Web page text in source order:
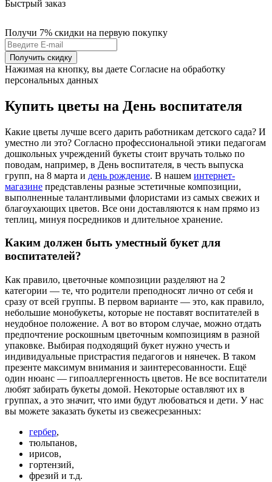
Быстрый заказ
Получи 7% скидки на первую покупку
Получить скидку
Нажимая на кнопку, вы даете Согласие на обработку
персональных данных
Купить цветы на День воспитателя
Какие цветы лучше всего дарить работникам детского сада? И
уместно ли это? Согласно профессиональной этики педагогам
дошкольных учреждений букеты стоит вручать только по
поводам, например, в День воспитателя, в честь выпуска
групп, на 8 марта и день рождение. В нашем интернет-
магазине представлены разные эстетичные композиции,
выполненные талантливыми флористами из самых свежих и
благоухающих цветов. Все они доставляются к нам прямо из
теплиц, минуя посредников и длительное хранение.
Каким должен быть уместный букет для
воспитателей?
Как правило, цветочные композиции разделяют на 2
категории — те, что родители преподносят лично от себя и
сразу от всей группы. В первом варианте — это, как правило,
небольшие монобукеты, которые не поставят воспитателей в
неудобное положение. А вот во втором случае, можно отдать
предпочтение роскошным цветочным композициям в разной
упаковке. Выбирая подходящий букет нужно учесть и
индивидуальные пристрастия педагогов и нянечек. В таком
презенте максимум внимания и заинтересованности. Ещё
один нюанс — гипоаллергенность цветов. Не все воспитатели
любят забирать букеты домой. Некоторые оставляют их в
группах, а это значит, что ими будут любоваться и дети. У нас
вы можете заказать букеты из свежесрезанных:
гербер,
тюльпанов,
ирисов,
гортензий,
фрезий и т.д.